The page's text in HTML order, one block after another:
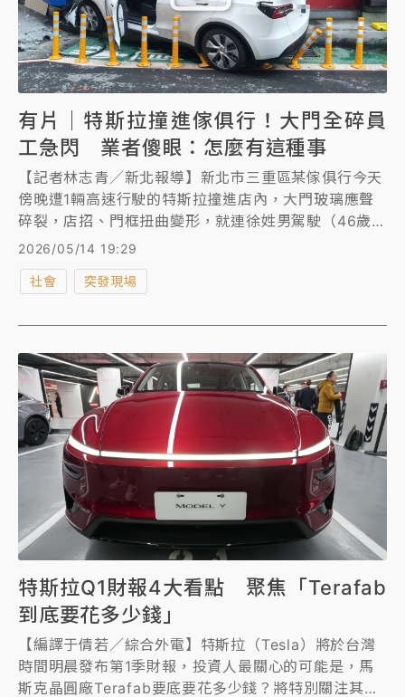
有片｜特斯拉撞進傢俱行！大門全碎員
工急閃 業者傻眼：怎麼有這種事
【記者林志青／新北報導】新北市三重區某傢俱行今天
傍晚遭1輛高速行駛的特斯拉撞進店內，大門玻璃應聲
碎裂，店招、門框扭曲變形，就連徐姓男駕駛（46歲）
也因安全氣囊爆開，造成鼻子及臉部擦挫傷，所幸店內
內，無奈表示「天哪！怎麼會有這種事情？」初估營業
治療無大礙。
2026/05/14 19:29
社會 突發現場
特斯拉Q1財報4大看點 聚焦「Terafab
到底要花多少錢」
【編譯于倩若／綜合外電】特斯拉（Tesla）將於台灣
時間明晨發布第1季財報，投資人最關心的可能是，馬
斯克晶圓廠Terafab要底要花多少錢？將特別關注其對